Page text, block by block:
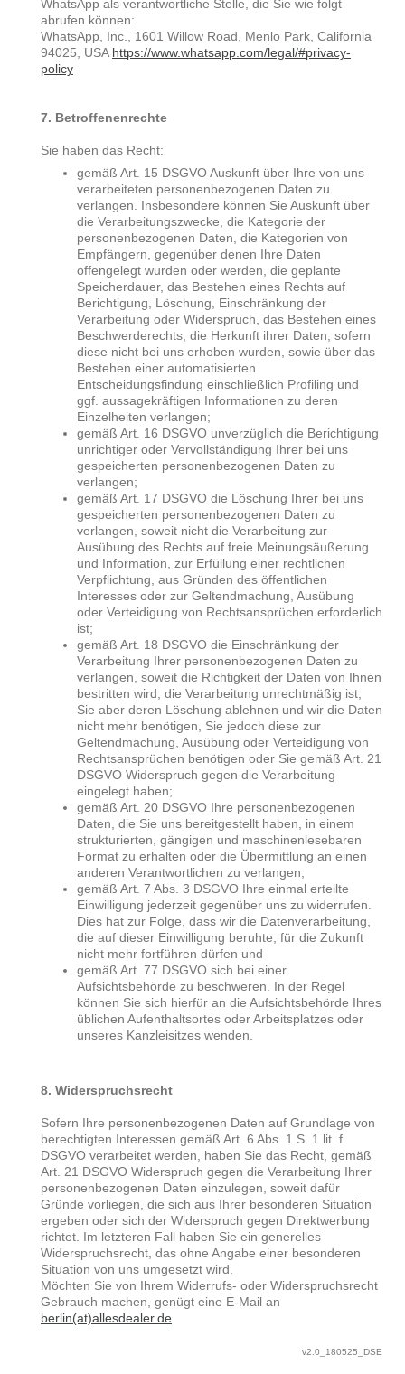
WhatsApp als verantwortliche Stelle, die Sie wie folgt
abrufen können:
WhatsApp, Inc., 1601 Willow Road, Menlo Park, California
94025, USA https://www.whatsapp.com/legal/#privacy-
policy
7. Betroffenenrechte
Sie haben das Recht:
gemäß Art. 15 DSGVO Auskunft über Ihre von uns
verarbeiteten personenbezogenen Daten zu
verlangen. Insbesondere können Sie Auskunft über
die Verarbeitungszwecke, die Kategorie der
personenbezogenen Daten, die Kategorien von
Empfängern, gegenüber denen Ihre Daten
offengelegt wurden oder werden, die geplante
Speicherdauer, das Bestehen eines Rechts auf
Berichtigung, Löschung, Einschränkung der
Verarbeitung oder Widerspruch, das Bestehen eines
Beschwerderechts, die Herkunft ihrer Daten, sofern
diese nicht bei uns erhoben wurden, sowie über das
Bestehen einer automatisierten
Entscheidungsfindung einschließlich Profiling und
ggf. aussagekräftigen Informationen zu deren
Einzelheiten verlangen;
gemäß Art. 16 DSGVO unverzüglich die Berichtigung
unrichtiger oder Vervollständigung Ihrer bei uns
gespeicherten personenbezogenen Daten zu
verlangen;
gemäß Art. 17 DSGVO die Löschung Ihrer bei uns
gespeicherten personenbezogenen Daten zu
verlangen, soweit nicht die Verarbeitung zur
Ausübung des Rechts auf freie Meinungsäußerung
und Information, zur Erfüllung einer rechtlichen
Verpflichtung, aus Gründen des öffentlichen
Interesses oder zur Geltendmachung, Ausübung
oder Verteidigung von Rechtsansprüchen erforderlich
ist;
gemäß Art. 18 DSGVO die Einschränkung der
Verarbeitung Ihrer personenbezogenen Daten zu
verlangen, soweit die Richtigkeit der Daten von Ihnen
bestritten wird, die Verarbeitung unrechtmäßig ist,
Sie aber deren Löschung ablehnen und wir die Daten
nicht mehr benötigen, Sie jedoch diese zur
Geltendmachung, Ausübung oder Verteidigung von
Rechtsansprüchen benötigen oder Sie gemäß Art. 21
DSGVO Widerspruch gegen die Verarbeitung
eingelegt haben;
gemäß Art. 20 DSGVO Ihre personenbezogenen
Daten, die Sie uns bereitgestellt haben, in einem
strukturierten, gängigen und maschinenlesebaren
Format zu erhalten oder die Übermittlung an einen
anderen Verantwortlichen zu verlangen;
gemäß Art. 7 Abs. 3 DSGVO Ihre einmal erteilte
Einwilligung jederzeit gegenüber uns zu widerrufen.
Dies hat zur Folge, dass wir die Datenverarbeitung,
die auf dieser Einwilligung beruhte, für die Zukunft
nicht mehr fortführen dürfen und
gemäß Art. 77 DSGVO sich bei einer
Aufsichtsbehörde zu beschweren. In der Regel
können Sie sich hierfür an die Aufsichtsbehörde Ihres
üblichen Aufenthaltsortes oder Arbeitsplatzes oder
unseres Kanzleisitzes wenden.
8. Widerspruchsrecht
Sofern Ihre personenbezogenen Daten auf Grundlage von
berechtigten Interessen gemäß Art. 6 Abs. 1 S. 1 lit. f
DSGVO verarbeitet werden, haben Sie das Recht, gemäß
Art. 21 DSGVO Widerspruch gegen die Verarbeitung Ihrer
personenbezogenen Daten einzulegen, soweit dafür
Gründe vorliegen, die sich aus Ihrer besonderen Situation
ergeben oder sich der Widerspruch gegen Direktwerbung
richtet. Im letzteren Fall haben Sie ein generelles
Widerspruchsrecht, das ohne Angabe einer besonderen
Situation von uns umgesetzt wird.
Möchten Sie von Ihrem Widerrufs- oder Widerspruchsrecht
Gebrauch machen, genügt eine E-Mail an
berlin(at)allesdealer.de
v2.0_180525_DSE